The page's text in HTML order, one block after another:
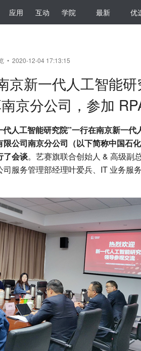
应用 互动 学院 最新 优
• 2020-12-04 17:13:15
京新一代人工智能
京分公司，参加
人工智能研究院”一行在南京新一
公司南京分公司（以下简称中国石
了会谈。艺赛旗联合创始人 & 高级副
服务管理部经理叶爱兵、IT 业务服